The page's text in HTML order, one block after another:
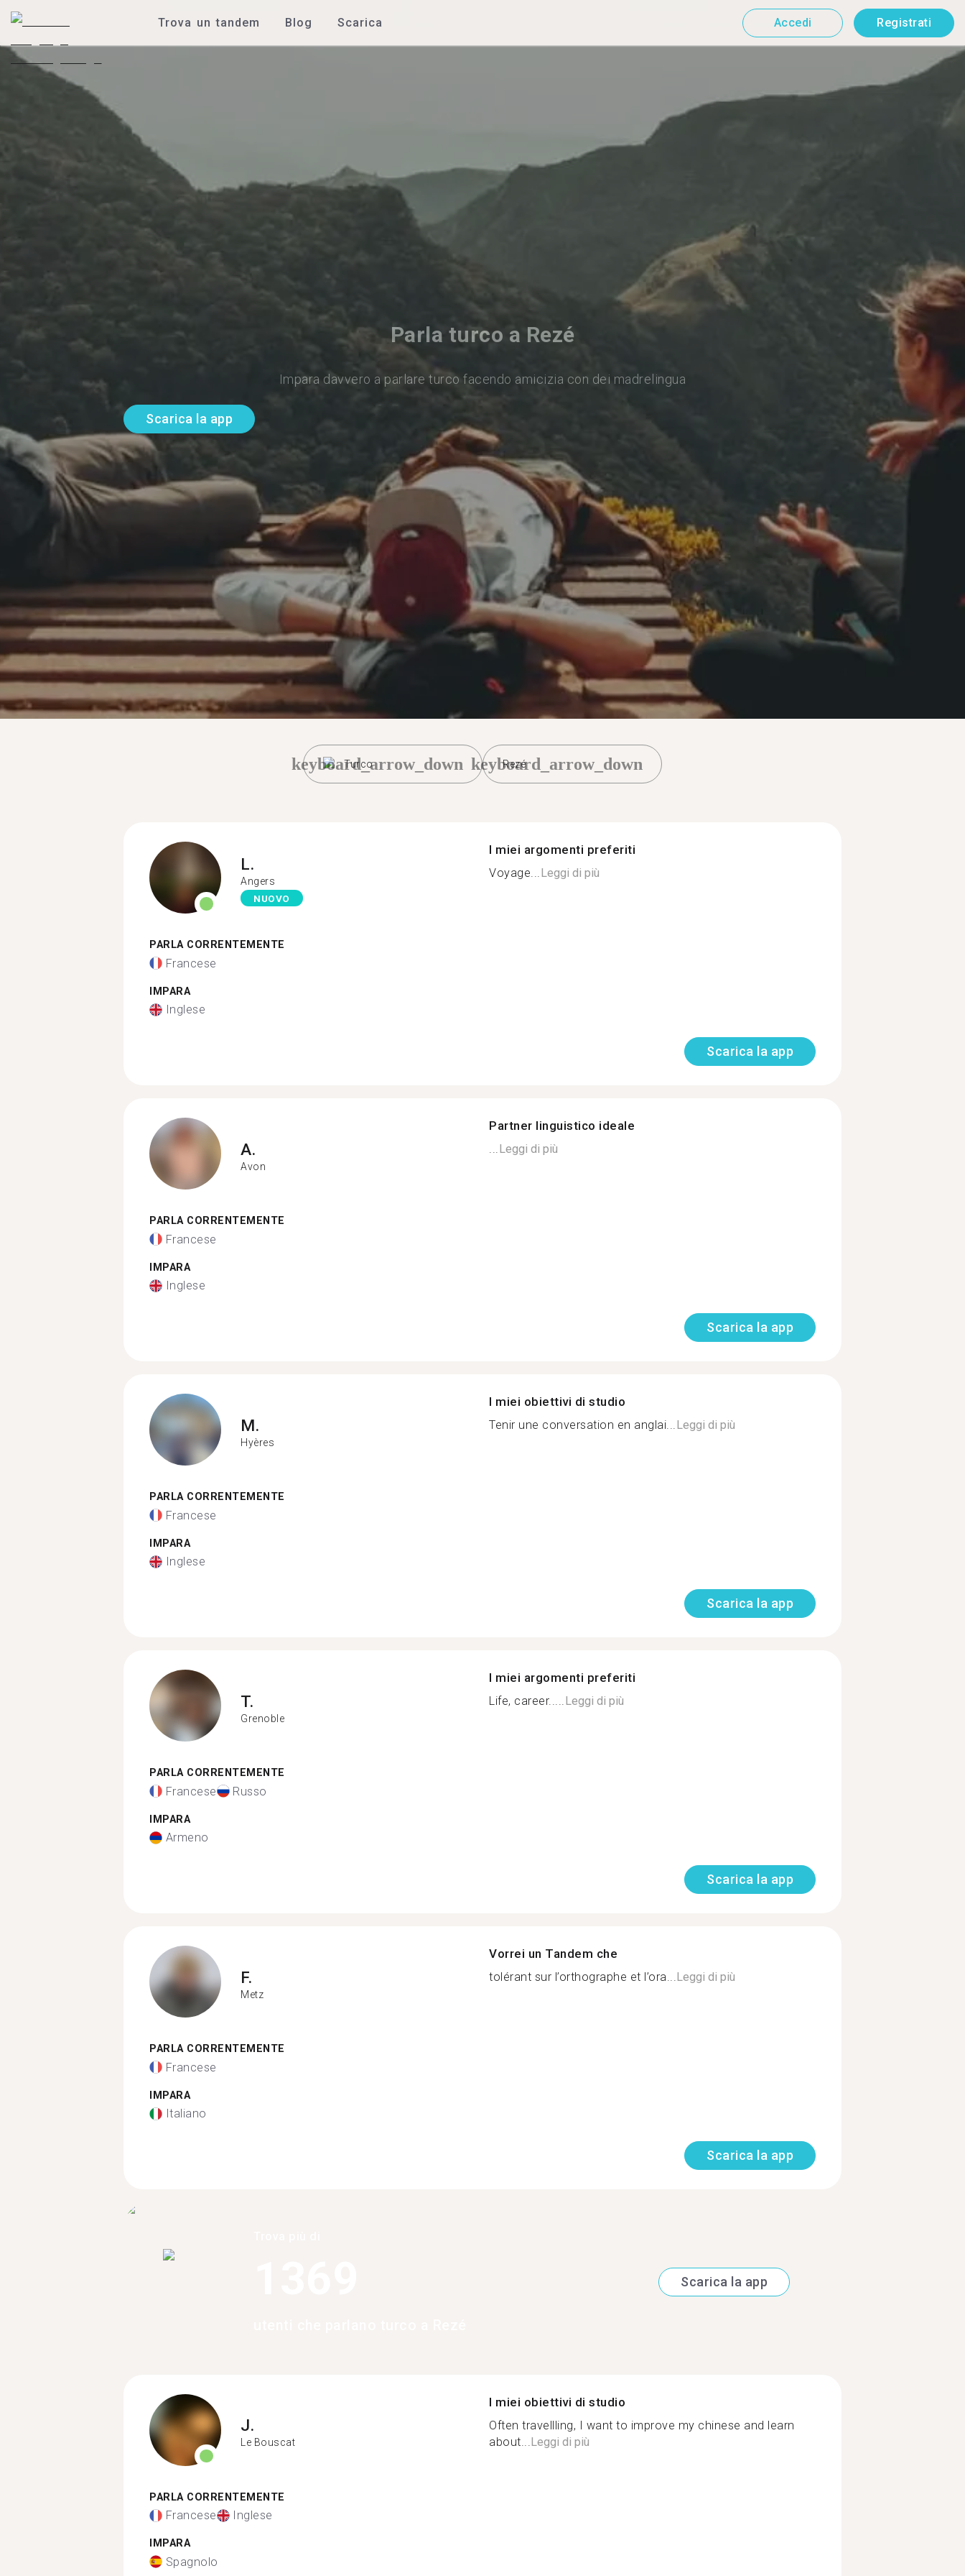
Trova un tandem Blog Scarica Accedi Registrati
Parla turco a Rezé
Impara davvero a parlare turco facendo amicizia con dei madrelingua
Scarica la app
Turco
keyboard_arrow_down Rezé
keyboard_arrow_down
L.
Angers
NUOVO
PARLA CORRENTEMENTE
Francese
IMPARA
Inglese
I miei argomenti preferiti
Voyage...Leggi di più
Scarica la app
A.
Avon
PARLA CORRENTEMENTE
Francese
IMPARA
Inglese
Partner linguistico ideale
...Leggi di più
Scarica la app
M.
Hyères
PARLA CORRENTEMENTE
Francese
IMPARA
Inglese
I miei obiettivi di studio
Tenir une conversation en anglai...Leggi di più
Scarica la app
T.
Grenoble
PARLA CORRENTEMENTE
Francese Russo
IMPARA
Armeno
I miei argomenti preferiti
Life, career.....Leggi di più
Scarica la app
F.
Metz
PARLA CORRENTEMENTE
Francese
IMPARA
Italiano
Vorrei un Tandem che
tolérant sur l’orthographe et l’ora...Leggi di più
Scarica la app
Scarica la app
J.
Le Bouscat
PARLA CORRENTEMENTE
Francese Inglese
IMPARA
Spagnolo
I miei obiettivi di studio
Often travellling, I want to improve my chinese and learn
about... Leggi di più